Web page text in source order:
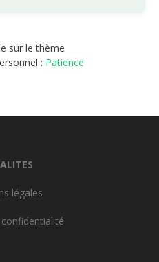
sur le thème
: Patience
légales